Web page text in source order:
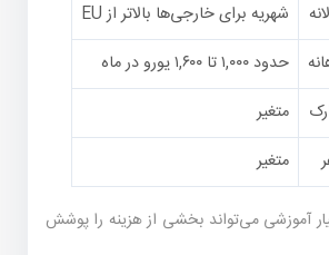
شهریه برای خارجی‌ها بالاتر از EU
حدود ۱,۰۰۰ تا ۱,۶۰۰ یورو در ماه
متغیر
متغیر
آموزشی می‌تواند بخشی از هزینه را پوشش